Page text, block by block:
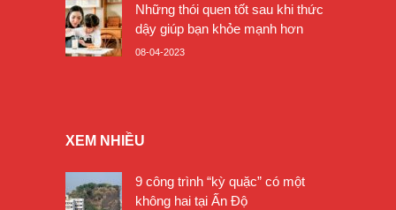
Những thói quen tốt sau khi thức
dậy giúp bạn khỏe mạnh hơn
08-04-2023
XEM NHIỀU
9 công trình “kỳ quặc” có một
không hai tại Ấn Độ